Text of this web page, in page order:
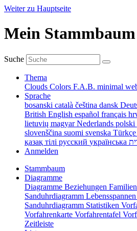
Weiter zu Hauptseite
Mein Stammbaum
Suche
Thema
Clouds Colors F.A.B. minimal
Sprache
bosanski català čeština dansk
British English español français
lietuvių magyarNederlands polski
slovenščina suomi svenska Türkçe
қазақ тілі русский українська
Anmelden
Stammbaum
Diagramme
Diagramme Beziehungen
Sanduhrdiagramm Lebensspannen
Sanduhrdiagramm Statistiken
Vorfahrenkarte Vorfahrentafel
Zeitleiste